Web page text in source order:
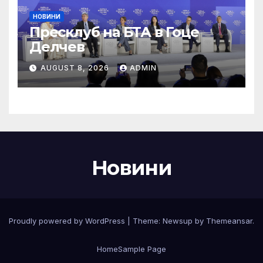
НОВИНИ
Пресклуб на БТА в Гоце
Делчев
AUGUST 8, 2026 ADMIN
Новини
Proudly powered by WordPress Theme: Newsup by Themeansar.
HomeSample Page